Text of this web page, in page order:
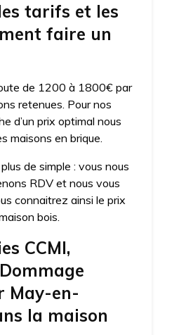
tarifs et les
faire un
de 1200 à 1800€ par
retenues. Pour nos
d’un prix optimal nous
maisons en brique.
de simple : vous nous
RDV et nous vous
connaitrez ainsi le prix
bois.
CCMI,
May-en-
la maison